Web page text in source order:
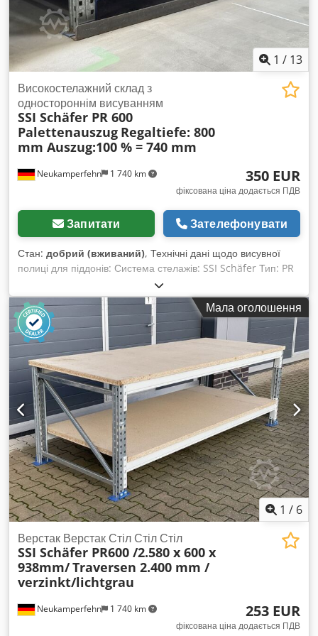
1 / 13
Neukamperfehn 1 740 km
Високостелажний склад з
одностороннім висуванням
SSI Schäfer PR 600
Palettenauszug Regaltiefe: 800
mm Auszug:100 % = 740 mm
350 EUR
фіксована ціна додається ПДВ
Запитати Зателефонувати
Стан: добрий (вживаний), Технічні дані щодо висувної
полиці для піддонів: Система стелажів: SSI Schäfer Тип: PR
600 У комплект поставки входить: 01x висувна полиця для
піддонів, б/в для глибини стелажа: 800 мм Колір матеріалу:
синій Загальна глибина: приблизно 810 мм Загальна
ширина: приблизно 1.295 мм Висота: приблизно 265 мм
Висування: 100 % = 740 мм Вага / шт.: приблизно 100 кг
Ваші контактні особи в нашій компанії: Пан: Andre Evering
Пан: Mario Klöver Пан: Falk Deutsch Загальна інформація
щодо товару: Цей товар доступний лише для самовивозу.
Доставка або пересилання цього товару можлива за
додаткову плату, яку можна уточнити окремо залежно від
місця доставки або обсягу поставки. Dodpjww Im Hofx
Aayjkr
Мала оголошення
1 / 6
Neukamperfehn 1 740 km
Верстак Верстак Стіл Стіл Стіл
SSI Schäfer PR600 /2.580 x 600 x
938mm/Traversen 2.400 mm /
verzinkt/lichtgrau
253 EUR
фіксована ціна додається ПДВ